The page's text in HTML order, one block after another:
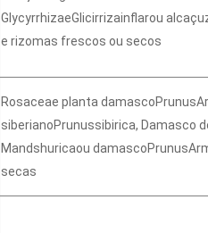
GlycyrrhizaeGlicirrizainflarou
e rizomas frescos ou secos
Rosaceae planta
siberianoPrunussibirica, Damasco
Mandshuricaou
secas